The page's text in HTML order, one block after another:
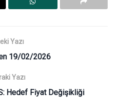
Yazı
19/02/2026
Yazı
Hedef Fiyat Değişikliği